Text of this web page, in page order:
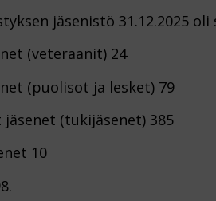
jäsenistö 31.12.2025 oli
(veteraanit) 24
(puolisot ja lesket) 79
jäsenet (tukijäsenet) 385
10